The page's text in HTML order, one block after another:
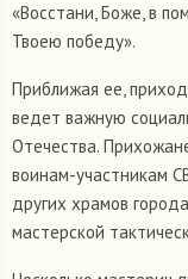
«Восстани, Боже, в
Твоею победу».
Приближая ее,
ведет важную
Отечества.
воинам-участникам
других храмов
мастерской